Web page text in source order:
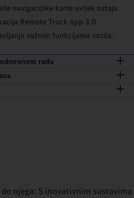
navigacijske karte uvijek ostaju
Remote Truck App 3.0
važnim funkcijama vozila.
radu
njega: S inovativnim sustavima